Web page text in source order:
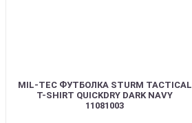
MIL-TEC ФУТБОЛКА STURM TACTICAL
T-SHIRT QUICKDRY DARK NAVY
11081003